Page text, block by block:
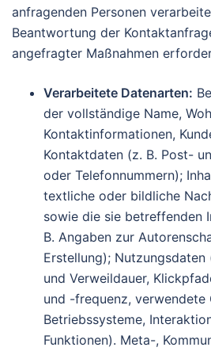
anfragenden Personen
Beantwortung der
angefragter Maßnahmen
Verarbeitete Datenarten:
der vollständige Name,
Kontaktinformationen,
Kontaktdaten (z. B. Post-
oder Telefonnummern);
textliche oder bildliche
sowie die sie betreffenden
B. Angaben zur
Erstellung); Nutzungsdaten
und Verweildauer,
und -frequenz, verwendete
Betriebssysteme,
Funktionen). Meta-,